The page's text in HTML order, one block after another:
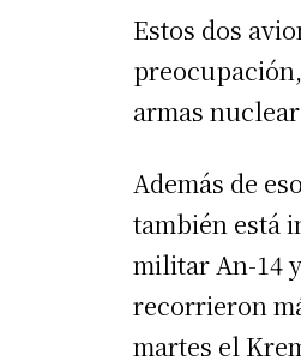
Estos dos
armas
Además de
también está
militar An-14
recorrieron
martes el